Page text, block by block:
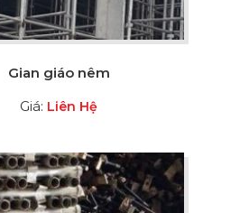
Gian giáo nêm
Giá: Liên Hệ